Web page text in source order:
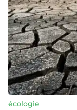
écologie